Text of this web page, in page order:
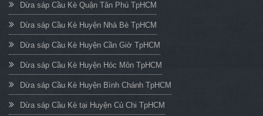
Dừa sáp Cầu Kè Quận Tân Phú TpHCM
Dừa sáp Cầu Kè Huyện Nhà Bè TpHCM
Dừa sáp Cầu Kè Huyện Cần Giờ TpHCM
Dừa sáp Cầu Kè Huyện Hóc Môn TpHCM
Dừa sáp Cầu Kè Huyện Bình Chánh TpHCM
Dừa sáp Cầu Kè tại Huyện Củ Chi TpHCM